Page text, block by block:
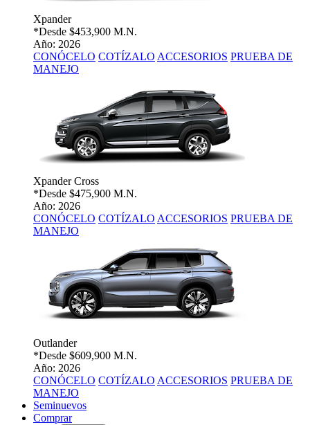
Xpander
*Desde $453,900 M.N.
Año: 2026
CONÓCELO COTÍZALO ACCESORIOS PRUEBA DE
MANEJO
Xpander Cross
*Desde $475,900 M.N.
Año: 2026
CONÓCELO COTÍZALO ACCESORIOS PRUEBA DE
MANEJO
Outlander
*Desde $609,900 M.N.
Año: 2026
CONÓCELO COTÍZALO ACCESORIOS PRUEBA DE
MANEJO
Seminuevos
Comprar